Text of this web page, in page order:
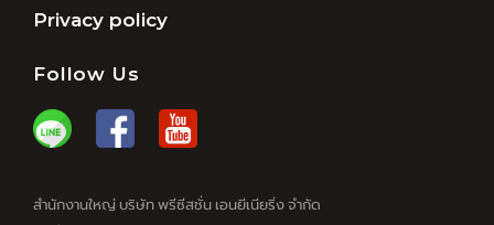
Privacy policy
Follow Us
สำนักงานใหญ่ บริษัท พรีซีสชั่น เอนยีเนียริ่ง จำกัด